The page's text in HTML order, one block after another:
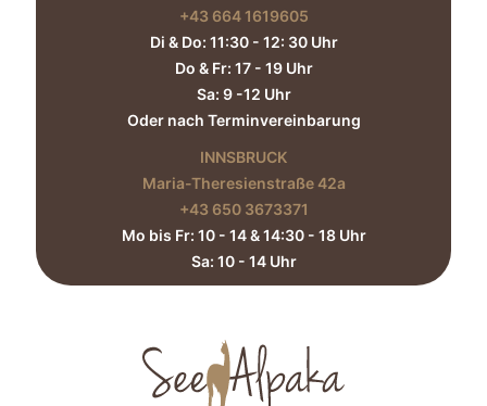
+43 664 1619605‬
Di & Do: 11:30 - 12: 30 Uhr
Do & Fr: 17 - 19 Uhr
Sa: 9 -12 Uhr
Oder nach Terminvereinbarung
INNSBRUCK
Maria-Theresienstraße 42a
+43 650 3673371‬
Mo bis Fr: 10 - 14 & 14:30 - 18 Uhr
Sa: 10 - 14 Uhr​